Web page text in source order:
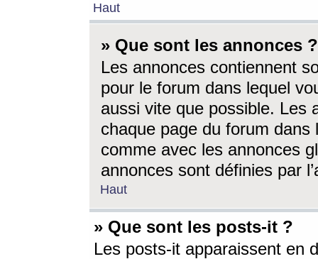
Haut
» Que sont les annonces ?
Les annonces contiennent
pour le forum dans lequel
aussi vite que possible. Les
chaque page du forum dans
comme avec les annonces
annonces sont définies par
Haut
» Que sont les posts-it ?
Les posts-it apparaissent en